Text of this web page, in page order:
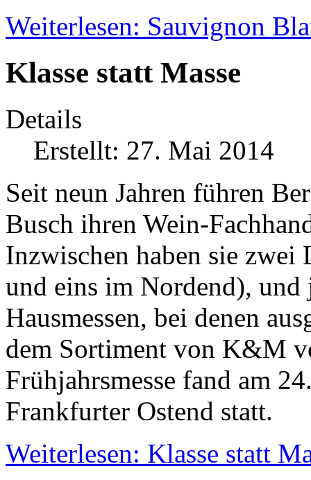
Weiterlesen: Sauvignon
Klasse statt Masse
Details
Erstellt: 27. Mai 2014
Seit neun Jahren führen
Busch ihren Wein-
Inzwischen haben sie
und eins im Nordend), und
Hausmessen, bei denen
dem Sortiment von K&M
Frühjahrsmesse fand am
Frankfurter Ostend statt.
Weiterlesen: Klasse statt